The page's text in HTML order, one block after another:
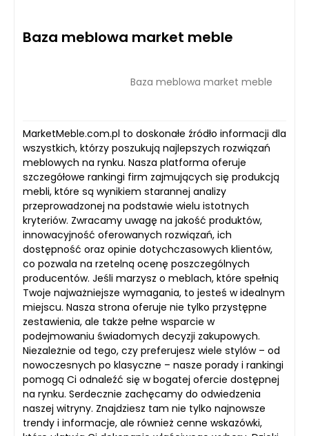
Baza meblowa market meble
Baza meblowa market meble
MarketMeble.com.pl to doskonałe źródło informacji dla
wszystkich, którzy poszukują najlepszych rozwiązań
meblowych na rynku. Nasza platforma oferuje
szczegółowe rankingi firm zajmujących się produkcją
mebli, które są wynikiem starannej analizy
przeprowadzonej na podstawie wielu istotnych
kryteriów. Zwracamy uwagę na jakość produktów,
innowacyjność oferowanych rozwiązań, ich
dostępność oraz opinie dotychczasowych klientów,
co pozwala na rzetelną ocenę poszczególnych
producentów. Jeśli marzysz o meblach, które spełnią
Twoje najważniejsze wymagania, to jesteś w idealnym
miejscu. Nasza strona oferuje nie tylko przystępne
zestawienia, ale także pełne wsparcie w
podejmowaniu świadomych decyzji zakupowych.
Niezależnie od tego, czy preferujesz wiele stylów – od
nowoczesnych po klasyczne – nasze porady i rankingi
pomogą Ci odnaleźć się w bogatej ofercie dostępnej
na rynku. Serdecznie zachęcamy do odwiedzenia
naszej witryny. Znajdziesz tam nie tylko najnowsze
trendy i informacje, ale również cenne wskazówki,